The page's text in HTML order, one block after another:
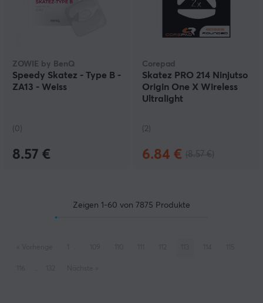
ZOWIE by BenQ
Speedy Skatez - Type B -
ZA13 - Weiss
(0)
8.57 €
Corepad
Skatez PRO 214 Ninjutso
Origin One X Wireless
Ultralight
(2)
6.84 €
Zeigen 1-60 von 7875 Produkte